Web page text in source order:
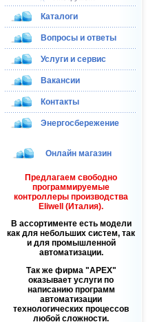
Каталоги
Вопросы и ответы
Услуги и сервис
Вакансии
Контакты
Энергосбережение
Онлайн магазин
Предлагаем свободно
программируемые
контроллеры производства
Eliwell (Италия).
В ассортименте есть модели
как для небольших систем, так
и для промышленной
автоматизации.
Так же фирма
APEX
оказывает услуги по
написанию программ
автоматизации
технологических процессов
любой сложности.